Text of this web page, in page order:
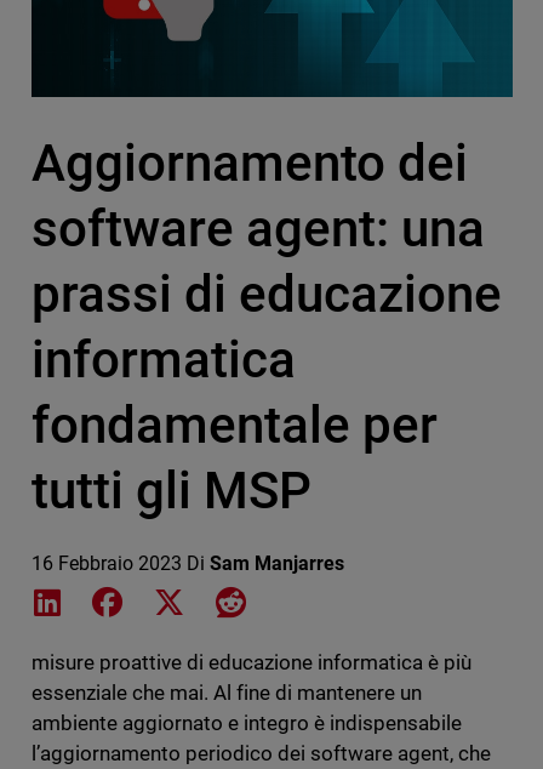
Aggiornamento dei
software agent: una
prassi di educazione
informatica
fondamentale per
tutti gli MSP
16 Febbraio 2023 Di Sam Manjarres
Share on LinkedIn
Share on Facebook
Share on XShare on Reddit
misure proattive di educazione informatica è più
essenziale che mai. Al fine di mantenere un
ambiente aggiornato e integro è indispensabile
l’aggiornamento periodico dei software agent, che